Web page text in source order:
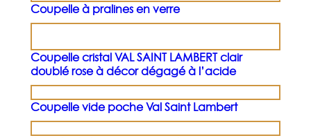
Coupelle à pralines en verre
Coupelle cristal VAL SAINT LAMBERT clair
doublé rose à décor dégagé à l’acide
Coupelle vide poche Val Saint Lambert